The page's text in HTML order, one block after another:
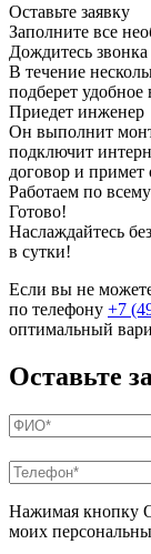
Оставьте заявку
Заполните все
Дождитесь звонка
В течение
подберет удобное
Приедет инженер
Он выполнит
подключит
договор и примет
Работаем по всему
Готово!
Наслаждайтесь
в сутки!
Если вы не
по телефону +7
оптимальный
Оставьте
Нажимая кнопку
моих